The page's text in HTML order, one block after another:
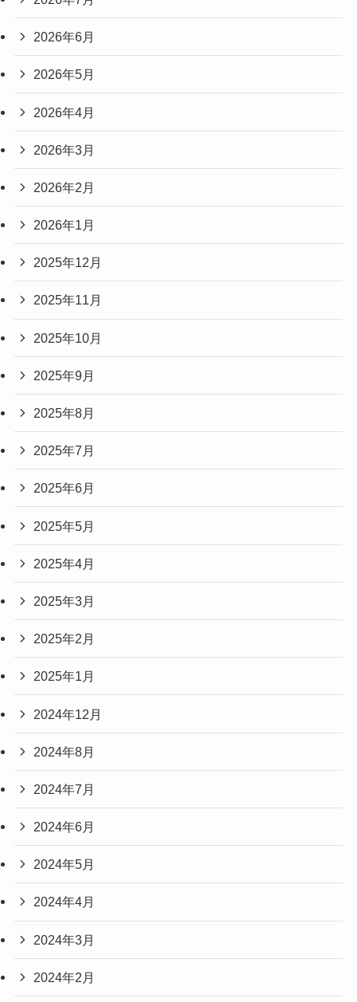
2026年6月
2026年5月
2026年4月
2026年3月
2026年2月
2026年1月
2025年12月
2025年11月
2025年10月
2025年9月
2025年8月
2025年7月
2025年6月
2025年5月
2025年4月
2025年3月
2025年2月
2025年1月
2024年12月
2024年8月
2024年7月
2024年6月
2024年5月
2024年4月
2024年3月
2024年2月